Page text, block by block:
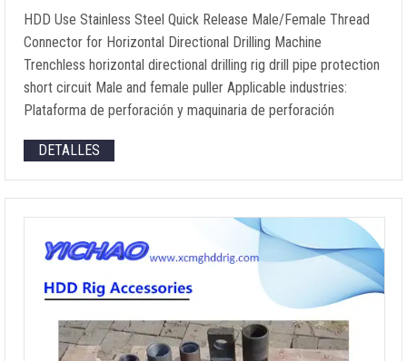
HDD Use Stainless Steel Quick Release Male/Female Thread
Connector for Horizontal Directional Drilling Machine
Trenchless horizontal directional drilling rig drill pipe protection
short circuit Male and female puller Applicable industries:
Plataforma de perforación y maquinaria de perforación
DETALLES